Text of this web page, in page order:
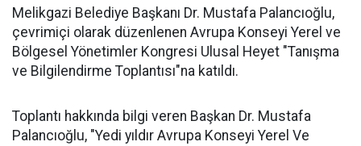
Melikgazi Belediye Başkanı Dr. Mustafa Palancıoğlu,
çevrimiçi olarak düzenlenen Avrupa Konseyi Yerel ve
Bölgesel Yönetimler Kongresi Ulusal Heyet "Tanışma
ve Bilgilendirme Toplantısı"na katıldı.
Toplantı hakkında bilgi veren Başkan Dr. Mustafa
Palancıoğlu, "Yedi yıldır Avrupa Konseyi Yerel Ve